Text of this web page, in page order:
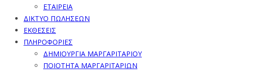
ΕΤΑΙΡΕΙΑ
ΔΙΚΤΥΟ ΠΩΛΗΣΕΩΝ
ΕΚΘΕΣΕΙΣ
ΠΛΗΡΟΦΟΡΙΕΣ
ΔΗΜΙΟΥΡΓΙΑ ΜΑΡΓΑΡΙΤΑΡΙΟΥ
ΠΟΙΟΤΗΤΑ ΜΑΡΓΑΡΙΤΑΡΙΩΝ